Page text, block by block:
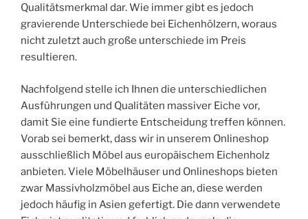
Qualitätsmerkmal dar. Wie immer gibt es jedoch
gravierende Unterschiede bei Eichenhölzern, woraus
nicht zuletzt auch große unterschiede im Preis
resultieren.
Nachfolgend stelle ich Ihnen die unterschiedlichen
Ausführungen und Qualitäten massiver Eiche vor,
damit Sie eine fundierte Entscheidung treffen können.
Vorab sei bemerkt, dass wir in unserem Onlineshop
ausschließlich Möbel aus europäischem Eichenholz
anbieten. Viele Möbelhäuser und Onlineshops bieten
zwar Massivholzmöbel aus Eiche an, diese werden
jedoch häufig in Asien gefertigt. Die dann verwendete